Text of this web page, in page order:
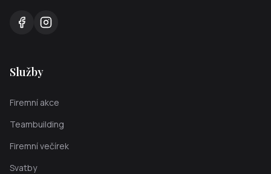
Služby
Firemní akce
Teambuilding
Firemní večírek
Svatby